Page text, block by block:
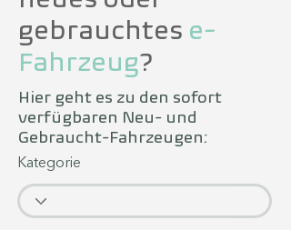
gebrauchtes e-
Fahrzeug?
Hier geht es zu den sofort
verfügbaren Neu- und
Gebraucht-Fahrzeugen:
Kategorie